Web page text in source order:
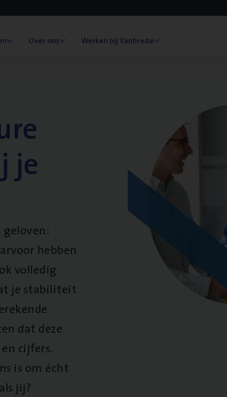
Over ons Werken bij Vanbreda
je
hebben
volledig
je stabiliteit
dat deze
cijfers.
is om écht
jij?